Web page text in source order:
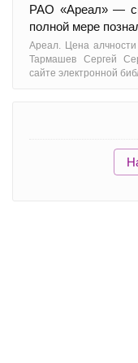
РАО «Ареал» —
полной мере
Ареал. Цена
Тармашев Сергей
сайте электронной